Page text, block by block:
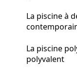
La piscine à
La piscine
polyvalent